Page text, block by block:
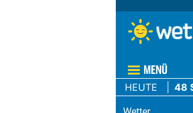
MENÜ
HEUTE 48